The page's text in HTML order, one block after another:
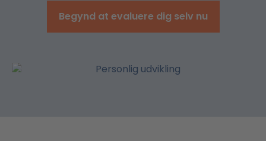
Begynd at evaluere dig selv nu